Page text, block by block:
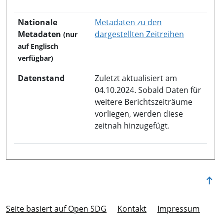
Nationale
Metadaten (nur
auf Englisch
verfügbar)
Metadaten zu den
dargestellten Zeitreihen
Datenstand
Zuletzt aktualisiert am
04.10.2024. Sobald Daten für
weitere Berichtszeiträume
vorliegen, werden diese
zeitnah hinzugefügt.
Seite basiert auf Open SDG Kontakt Im­pres­s­um